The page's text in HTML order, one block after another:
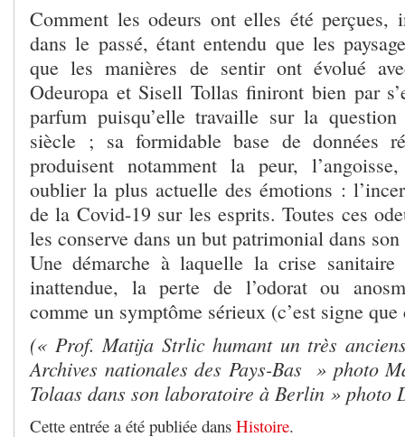
Comment les odeurs ont elles été perçues,
dans le passé, étant entendu que les
que les manières de sentir ont évolué
Odeuropa et Sisell Tollas finiront bien par
parfum puisqu’elle travaille sur la
siècle ; sa formidable base de données
produisent notamment la peur,
oublier la plus actuelle des émotions :
de la Covid-19 sur les esprits. Toutes ces
les conserve dans un but patrimonial dans
Une démarche à laquelle la crise sanitaire
inattendue, la perte de l’odorat ou
comme un symptôme sérieux (c’est signe
(« Prof. Matija Strlic humant un très
Archives nationales des Pays-Bas » photo
Tolaas dans son laboratoire à Berlin » photo
Cette entrée a été publiée dans Histoire.